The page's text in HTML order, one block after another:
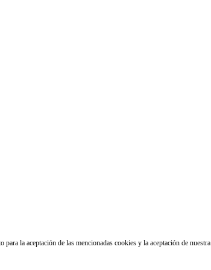
la aceptación de las mencionadas cookies y la aceptación de nuestra